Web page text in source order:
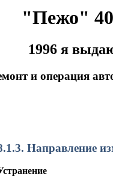
"Пежо"
1996 я
и операция
Направление